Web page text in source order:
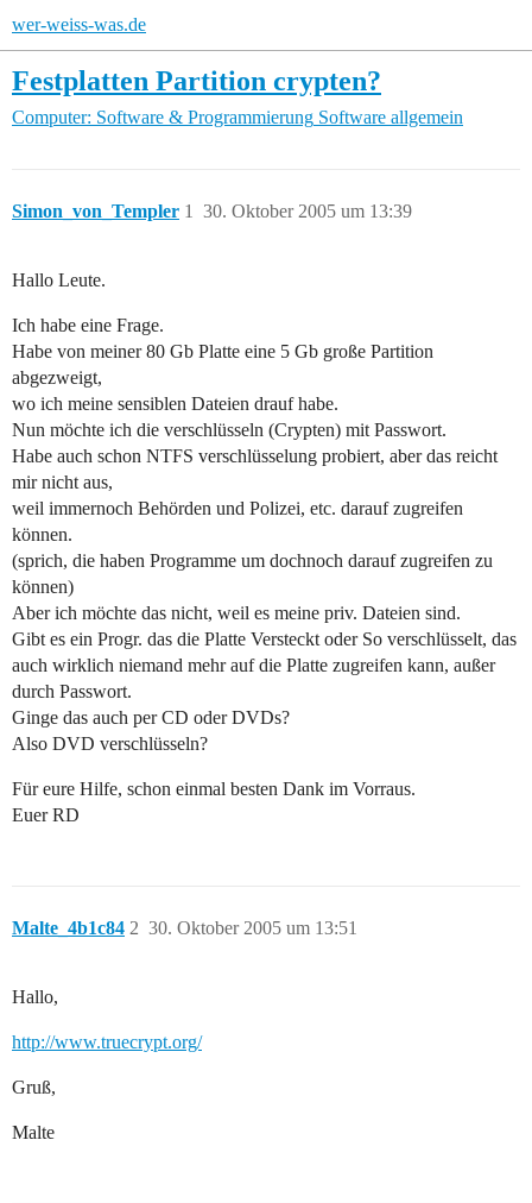
wer-weiss-was.de
Festplatten Partition crypten?
Computer: Software & Programmierung Software allgemein
Simon_von_Templer 30. Oktober 2005 um 13:39
1
Hallo Leute.
Ich habe eine Frage.
Habe von meiner 80 Gb Platte eine 5 Gb große Partition
abgezweigt,
wo ich meine sensiblen Dateien drauf habe.
Nun möchte ich die verschlüsseln (Crypten) mit Passwort.
Habe auch schon NTFS verschlüsselung probiert, aber das reicht
mir nicht aus,
weil immernoch Behörden und Polizei, etc. darauf zugreifen
können.
(sprich, die haben Programme um dochnoch darauf zugreifen zu
können)
Aber ich möchte das nicht, weil es meine priv. Dateien sind.
Gibt es ein Progr. das die Platte Versteckt oder So verschlüsselt, das
auch wirklich niemand mehr auf die Platte zugreifen kann, außer
durch Passwort.
Ginge das auch per CD oder DVDs?
Also DVD verschlüsseln?
Für eure Hilfe, schon einmal besten Dank im Vorraus.
Euer RD
Malte_4b1c84 30. Oktober 2005 um 13:51
2
Hallo,
http://www.truecrypt.org/
Gruß,
Malte